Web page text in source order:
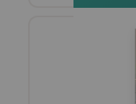
route.
Swing
ceux qui